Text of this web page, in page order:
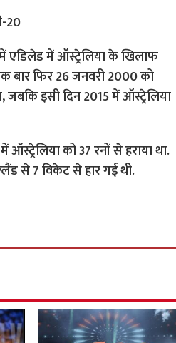
20
एडिलेड में ऑस्ट्रेलिया के खिलाफ
बार फिर 26 जनवरी 2000 को
जबकि इसी दिन 2015 में ऑस्ट्रेलिया
को 37 रनों से हराया था.
से 7 विकेट से हार गई थी.